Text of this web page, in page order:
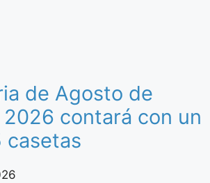
de Agosto de
contará con un
casetas